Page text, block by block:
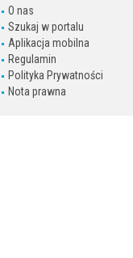
O nas
Szukaj w portalu
Aplikacja mobilna
Regulamin
Polityka Prywatności
Nota prawna